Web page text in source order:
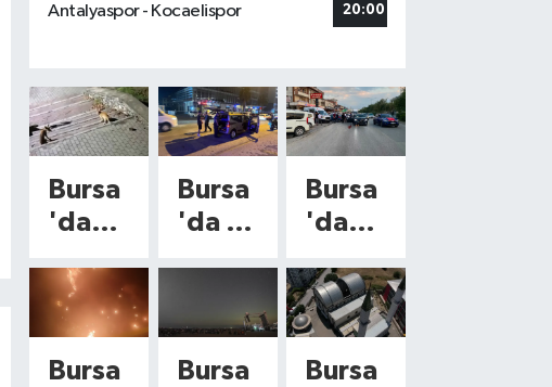
Antalyaspor - Kocaelispor 20:00
Bursa
'da
Kedi
ve
Kirpi
Bursa
'da 21
Yakal
andı,
Bursa
'da
an
Araçla
rın
Bursa
Bursa
Bursa